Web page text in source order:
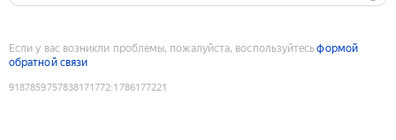
Если у вас возникли проблемы, пожалуйста, воспользуйтесьформой
обратной связи
9187859757838171772:1786177221